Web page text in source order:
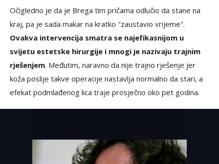
Očigledno je da je Brega tim pričama odlučio da stane na
kraj, pa je sada makar na kratko "zaustavio vrijeme".
Ovakva intervencija smatra se najefikasnijom u
svijetu estetske hirurgije i mnogi je nazivaju trajnim
rješenjem. Međutim, naravno da nije trajno rješenje jer
koža poslije takve operacije nastavlja normalno da stari, a
efekat podmlađenog lica traje prosječno oko pet godina.